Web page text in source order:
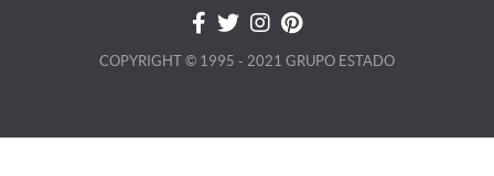
COPYRIGHT © 1995 - 2021 GRUPO ESTADO